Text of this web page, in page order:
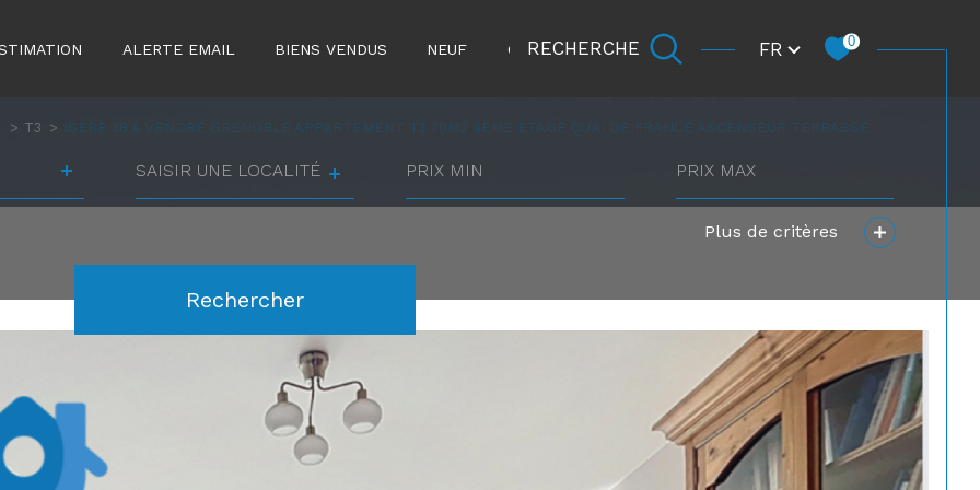
ALERTE EMAIL BIENS VENDUS NEUF CARRIÈRE
RECHERCHE Langue
FR 0
min
max
Plus de critères
Rechercher
T3 ISERE 38 A VENDRE GRENOBLE APPARTEMENT T3 70M2 4EME ETAGE QUAI DE FRANCE ASCENSEUR TERRASSE